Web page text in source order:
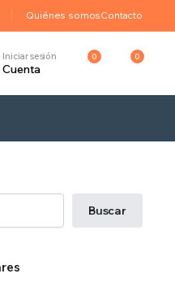
Quiénes somosContacto
Iniciar sesión
Cuenta
0 0
Buscar